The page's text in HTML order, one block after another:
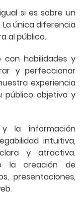
si es sobre un
única diferencia
al público.
con habilidades y
y perfeccionar
experiencia
público objetivo y
y la información
intuitiva,
y atractiva.
la creación de
presentaciones,